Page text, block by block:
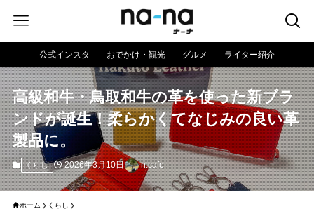
公式インスタ おでかけ・観光 グルメ ライター紹介
高級和牛・鳥取和牛の革を使った新ブラ
ンドが誕生！柔らかくてなじみの良い革
製品に。
くらし 2026年3月10日 n.cafe
ホーム くらし